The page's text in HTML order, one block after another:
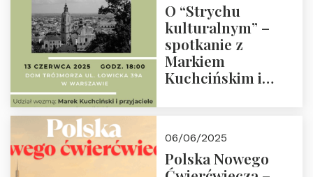
O “Strychu
kulturalnym” –
spotkanie z
Markiem
Kuchcińskim i
18:00
06/06/2025
Polska Nowego